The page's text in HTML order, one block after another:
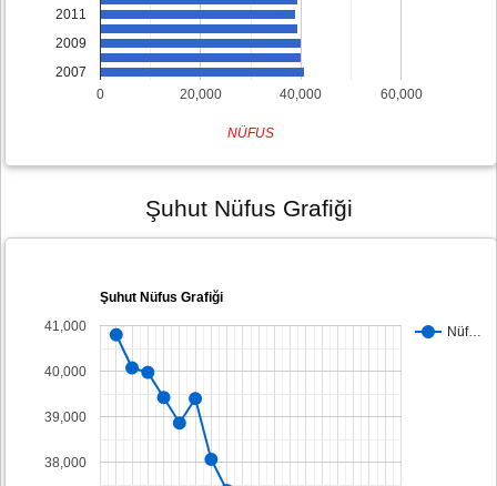
0 20,000 40,000 60,000
2011
2009
2007
NÜFUS
Şuhut Nüfus Grafiği
Şuhut Nüfus Grafiği
Nüf…
38,000
39,000
40,000
41,000